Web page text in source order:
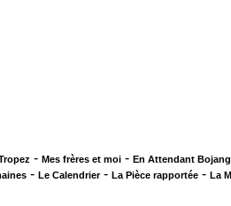
- Mes frères et moi - En Attendant
- Le Calendrier- La Pièce rapportée - La